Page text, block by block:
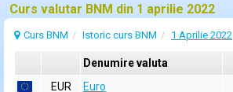
Curs valutar BNM din 1 aprilie 2022
Curs BNM Istoric curs BNM 1 Aprilie 2022
Denumire valuta
EUR
Euro